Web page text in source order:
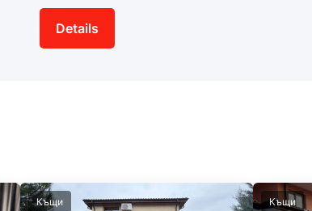
Details
Къщи Къщи